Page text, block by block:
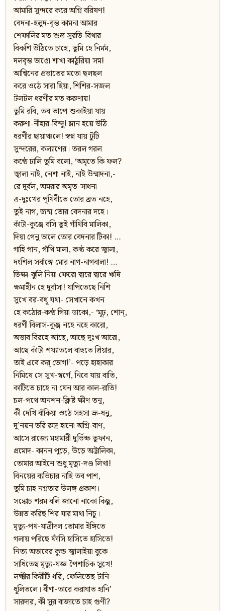
আমারি সুন্দরে করে অগ্নি বরিষণ!
বেদনা-হলুদ-বৃন্ত কামনা আমার
শেফালির মত শুভ্র সুরভি-বিথার
বিকশি উঠিতে চাহে, তুমি হে নির্মম,
দলবৃন্ত ভাঙো শাখা কাঠুরিয়া সম!
আশ্বিনের প্রভাতের মতো ছলছল
করে ওঠে সারা হিয়া, শিশির-সজল
টলটল ধরণীর মত করুণায়!
তুমি রবি, তব তাপে শুকাইয়া যায়
করুণা-নীহার-বিন্দু! ম্লান হয়ে উঠি
ধরণীর ছায়াঞ্চলে! স্বপ্ন যায় টুটি
সুন্দরের, কল্যাণের। তরল গরল
কণ্ঠে ঢালি তুমি বলো, ‘অমৃতে কি ফল?
জ্বালা নাই, নেশা নাই, নাই উন্মাদনা,-
রে দুর্বল, অমরার অমৃত-সাধনা
এ-দুঃখের পৃথিবীতে তোর ব্রত নহে,
তুই নাগ, জন্ম তোর বেদনার দহে।
কাঁটা-কুঞ্জে বসি তুই গাঁথিবি মালিকা,
দিয়া গেনু ভালে তোর বেদনার টিকা! …
গাহি গান, গাঁথি মালা, কণ্ঠ করে জ্বালা,
দংশিল সর্বাঙ্গে মোর নাগ-নাগবালা! …
ভিক্ষা-ঝুলি নিয়া ফেরো দ্বারে দ্বারে ঋষি
ক্ষমাহীন হে দুর্বাসা! যাপিতেছে নিশি
সুখে বর-বধূ যথা- সেখানে কখন
হে কঠোর-কণ্ঠ গিয়া ডাকো,- ‘মূঢ়, শোন্‌,
ধরণী বিলাস-কুঞ্জ নহে নহে কারো,
অভাব বিরহে আছে, আছে দুঃখ আরো,
আছে কাঁটা শয্যাতলে বাহুতে প্রিয়ার,
তাই এবে কর্‌ ভোগ!’- পড়ে হাহাকার
নিমিষে সে সুখ-স্বর্গে, নিবে যায় বাতি,
কাটিতে চাহে না যেন আর কাল-রাতি!
চল-পথে অনশন-ক্লিষ্ট ক্ষীণ তনু,
কী দেখি বাঁকিয়া ওঠে সহসা ভ্রূ-ধনু,
দু’নয়ন ভরি রুদ্র হানো অগ্নি-বাণ,
আসে রাজ্যে মহামারী দুর্ভিক্ষ তুফান,
প্রমোদ- কানন পুড়ে, উড়ে অট্টালিকা,
তোমার আইনে শুধু মৃত্যু-দণ্ড লিখা!
বিনয়ের ব্যভিচার নাহি তব পাশ,
তুমি চাহ নগ্নতার উলঙ্গ প্রকাশ।
সঙ্কোচ শরম বলি জানো নাকো কিছু,
উন্নত করিছ শির যার মাথা নিচু।
মৃত্যু-পথ-যাত্রীদল তোমার ইঙ্গিতে
গলায় পরিছে ফাঁসি হাসিতে হাসিতে!
নিত্য অভাবের কুন্ড জ্বালাইয়া বুকে
সাধিতেছ মৃত্যু-যজ্ঞ পৈশাচিক সুখে!
লক্ষ্মীর কিরীটি ধরি, ফেলিতেছ টানি
ধূলিতলে। বীণা-তারে করাঘাত হানি’
সারদার, কী সুর বাজাতে চাহ গুণী?